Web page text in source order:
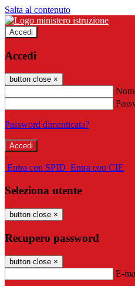
Salta al contenuto
Accedi
Accedi
button close ×
Password dimenticata?
-
Entra con SPID Entra con CIE
Seleziona utente
button close ×
Recupero password
button close ×
E-